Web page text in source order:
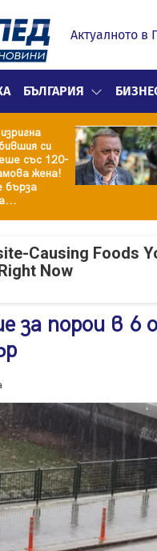
Актуалното в
БЪЛГАРИЯ
си
със 120-
жена!
бърза
Causing Foods
Now
за порои в